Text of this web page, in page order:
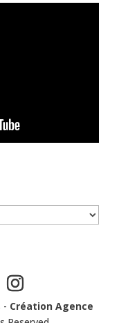
- Création Agence